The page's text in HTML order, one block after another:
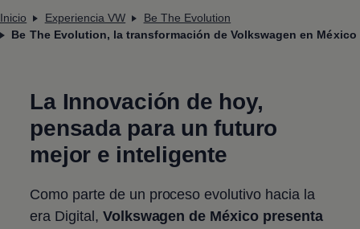
Inicio Experiencia VW
Be The Evolution
Be The Evolution, la transformación de Volkswagen en México
La Innovación de hoy,
pensada para un futuro
mejor e inteligente
Como parte de un proceso evolutivo hacia la
era Digital, Volkswagen de México presenta